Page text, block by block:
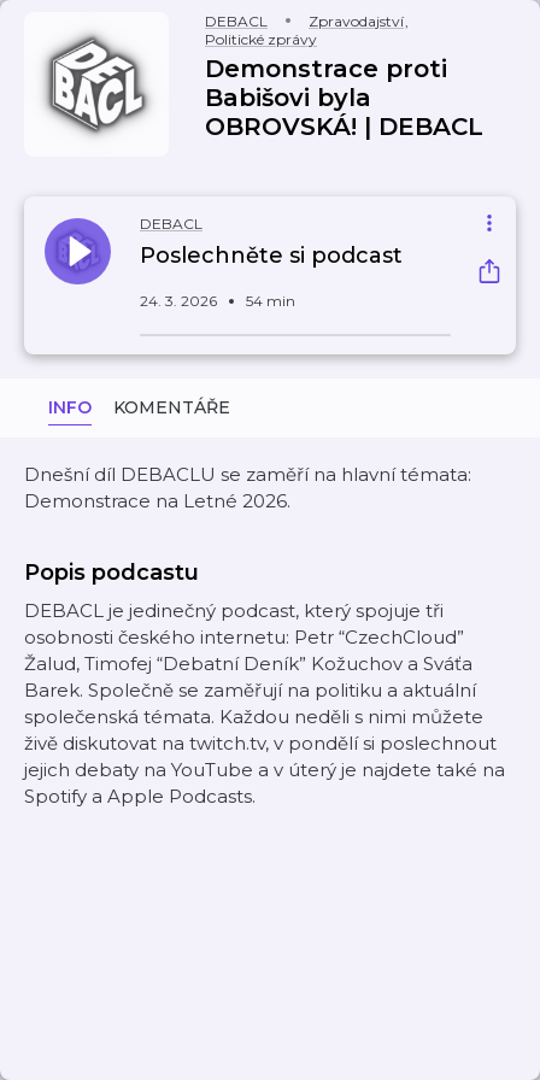
DEBACL Zpravodajství,
Politické zprávy
Demonstrace proti
Babišovi byla
OBROVSKÁ! | DEBACL
DEBACL
Poslechněte si podcast
24. 3. 2026 54 min
INFO KOMENTÁŘE
Dnešní díl DEBACLU se zaměří na hlavní témata:
Demonstrace na Letné 2026.
Popis podcastu
DEBACL je jedinečný podcast, který spojuje tři
osobnosti českého internetu: Petr “CzechCloud”
Žalud, Timofej “Debatní Deník” Kožuchov a Sváťa
Barek. Společně se zaměřují na politiku a aktuální
společenská témata. Každou neděli s nimi můžete
živě diskutovat na twitch.tv, v pondělí si poslechnout
jejich debaty na YouTube a v úterý je najdete také na
Spotify a Apple Podcasts.